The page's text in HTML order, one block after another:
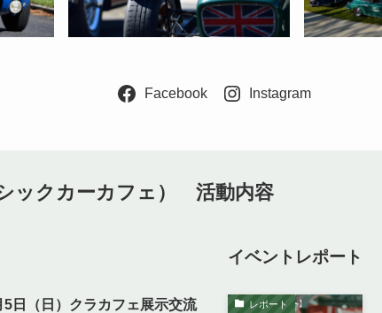
Facebook Instagram
ックカーカフェ） 活動内容
5日（日）クラカフェ展示交流
イベントレポート
レポート